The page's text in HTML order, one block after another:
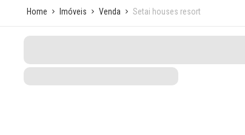
Home Imóveis Venda Setai houses resort